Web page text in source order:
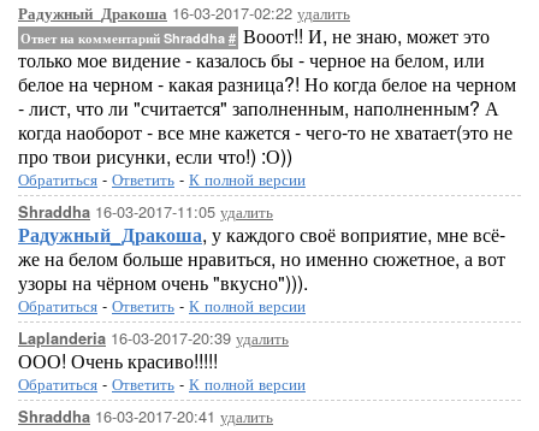
Радужный_Дракоша 16-03-2017-02:22 удалить
Ответ на комментарий Shraddha # Вооот!! И, не знаю, может это
только мое видение - казалось бы - черное на белом, или
белое на черном - какая разница?! Но когда белое на черном
- лист, что ли "считается" заполненным, наполненным? А
когда наоборот - все мне кажется - чего-то не хватает(это не
про твои рисунки, если что!) :О))
Обратиться - Ответить - К полной версии
Shraddha 16-03-2017-11:05 удалить
Радужный_Дракоша, у каждого своё воприятие, мне всё-
же на белом больше нравиться, но именно сюжетное, а вот
узоры на чёрном очень "вкусно"))).
Обратиться - Ответить - К полной версии
Laplanderia 16-03-2017-20:39 удалить
ООО! Очень красиво!!!!!
Обратиться - Ответить - К полной версии
Shraddha 16-03-2017-20:41 удалить